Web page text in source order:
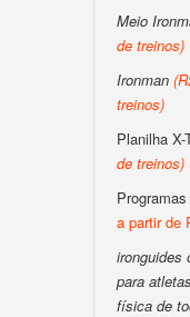
Meio
de treinos)
Ironman
treinos)
Planilha X-
de treinos)
a partir de
ironguides
para
física de